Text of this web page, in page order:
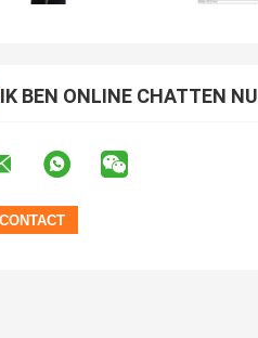
IK BEN ONLINE CHATTEN NU